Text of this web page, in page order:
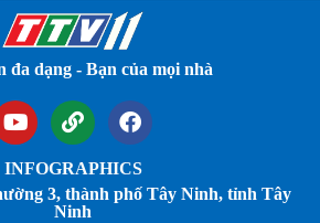
đa dạng - Bạn của mọi nhà
INFOGRAPHICS
3, thành phố Tây Ninh, tỉnh Tây
Ninh